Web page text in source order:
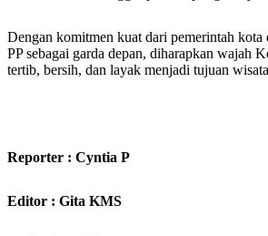
Dengan komitmen kuat dari pemerintah kota
PP sebagai garda depan, diharapkan wajah
tertib, bersih, dan layak menjadi tujuan
Reporter : Cyntia P
Editor : Gita KMS